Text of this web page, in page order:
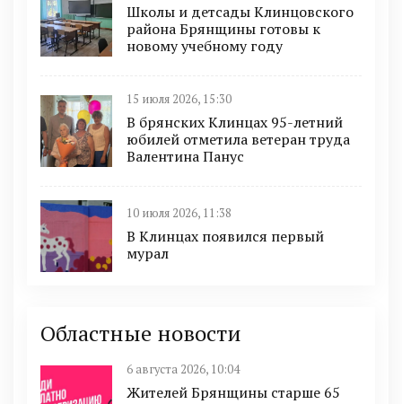
Школы и детсады Клинцовского
района Брянщины готовы к
новому учебному году
15 июля 2026, 15:30
В брянских Клинцах 95-летний
юбилей отметила ветеран труда
Валентина Панус
10 июля 2026, 11:38
В Клинцах появился первый
мурал
Областные новости
6 августа 2026, 10:04
Жителей Брянщины старше 65